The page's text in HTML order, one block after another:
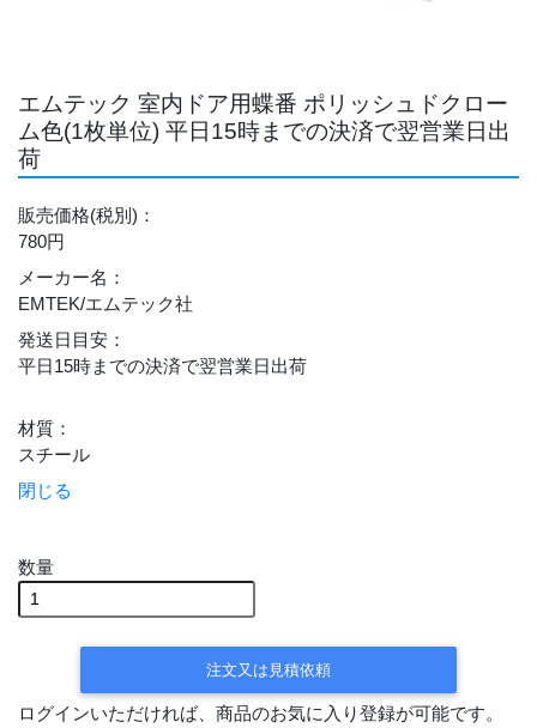
エムテック 室内ドア用蝶番 ポリッシュドクロー
ム色(1枚単位) 平日15時までの決済で翌営業日出
荷
販売価格(税別) ：
780円
メーカー名 ：
EMTEK/エムテック社
発送日目安 ：
平日15時までの決済で翌営業日出荷
材質 ：
スチール
閉じる
数量
注文又は見積依頼
ログインいただければ、商品のお気に入り登録が可能です。